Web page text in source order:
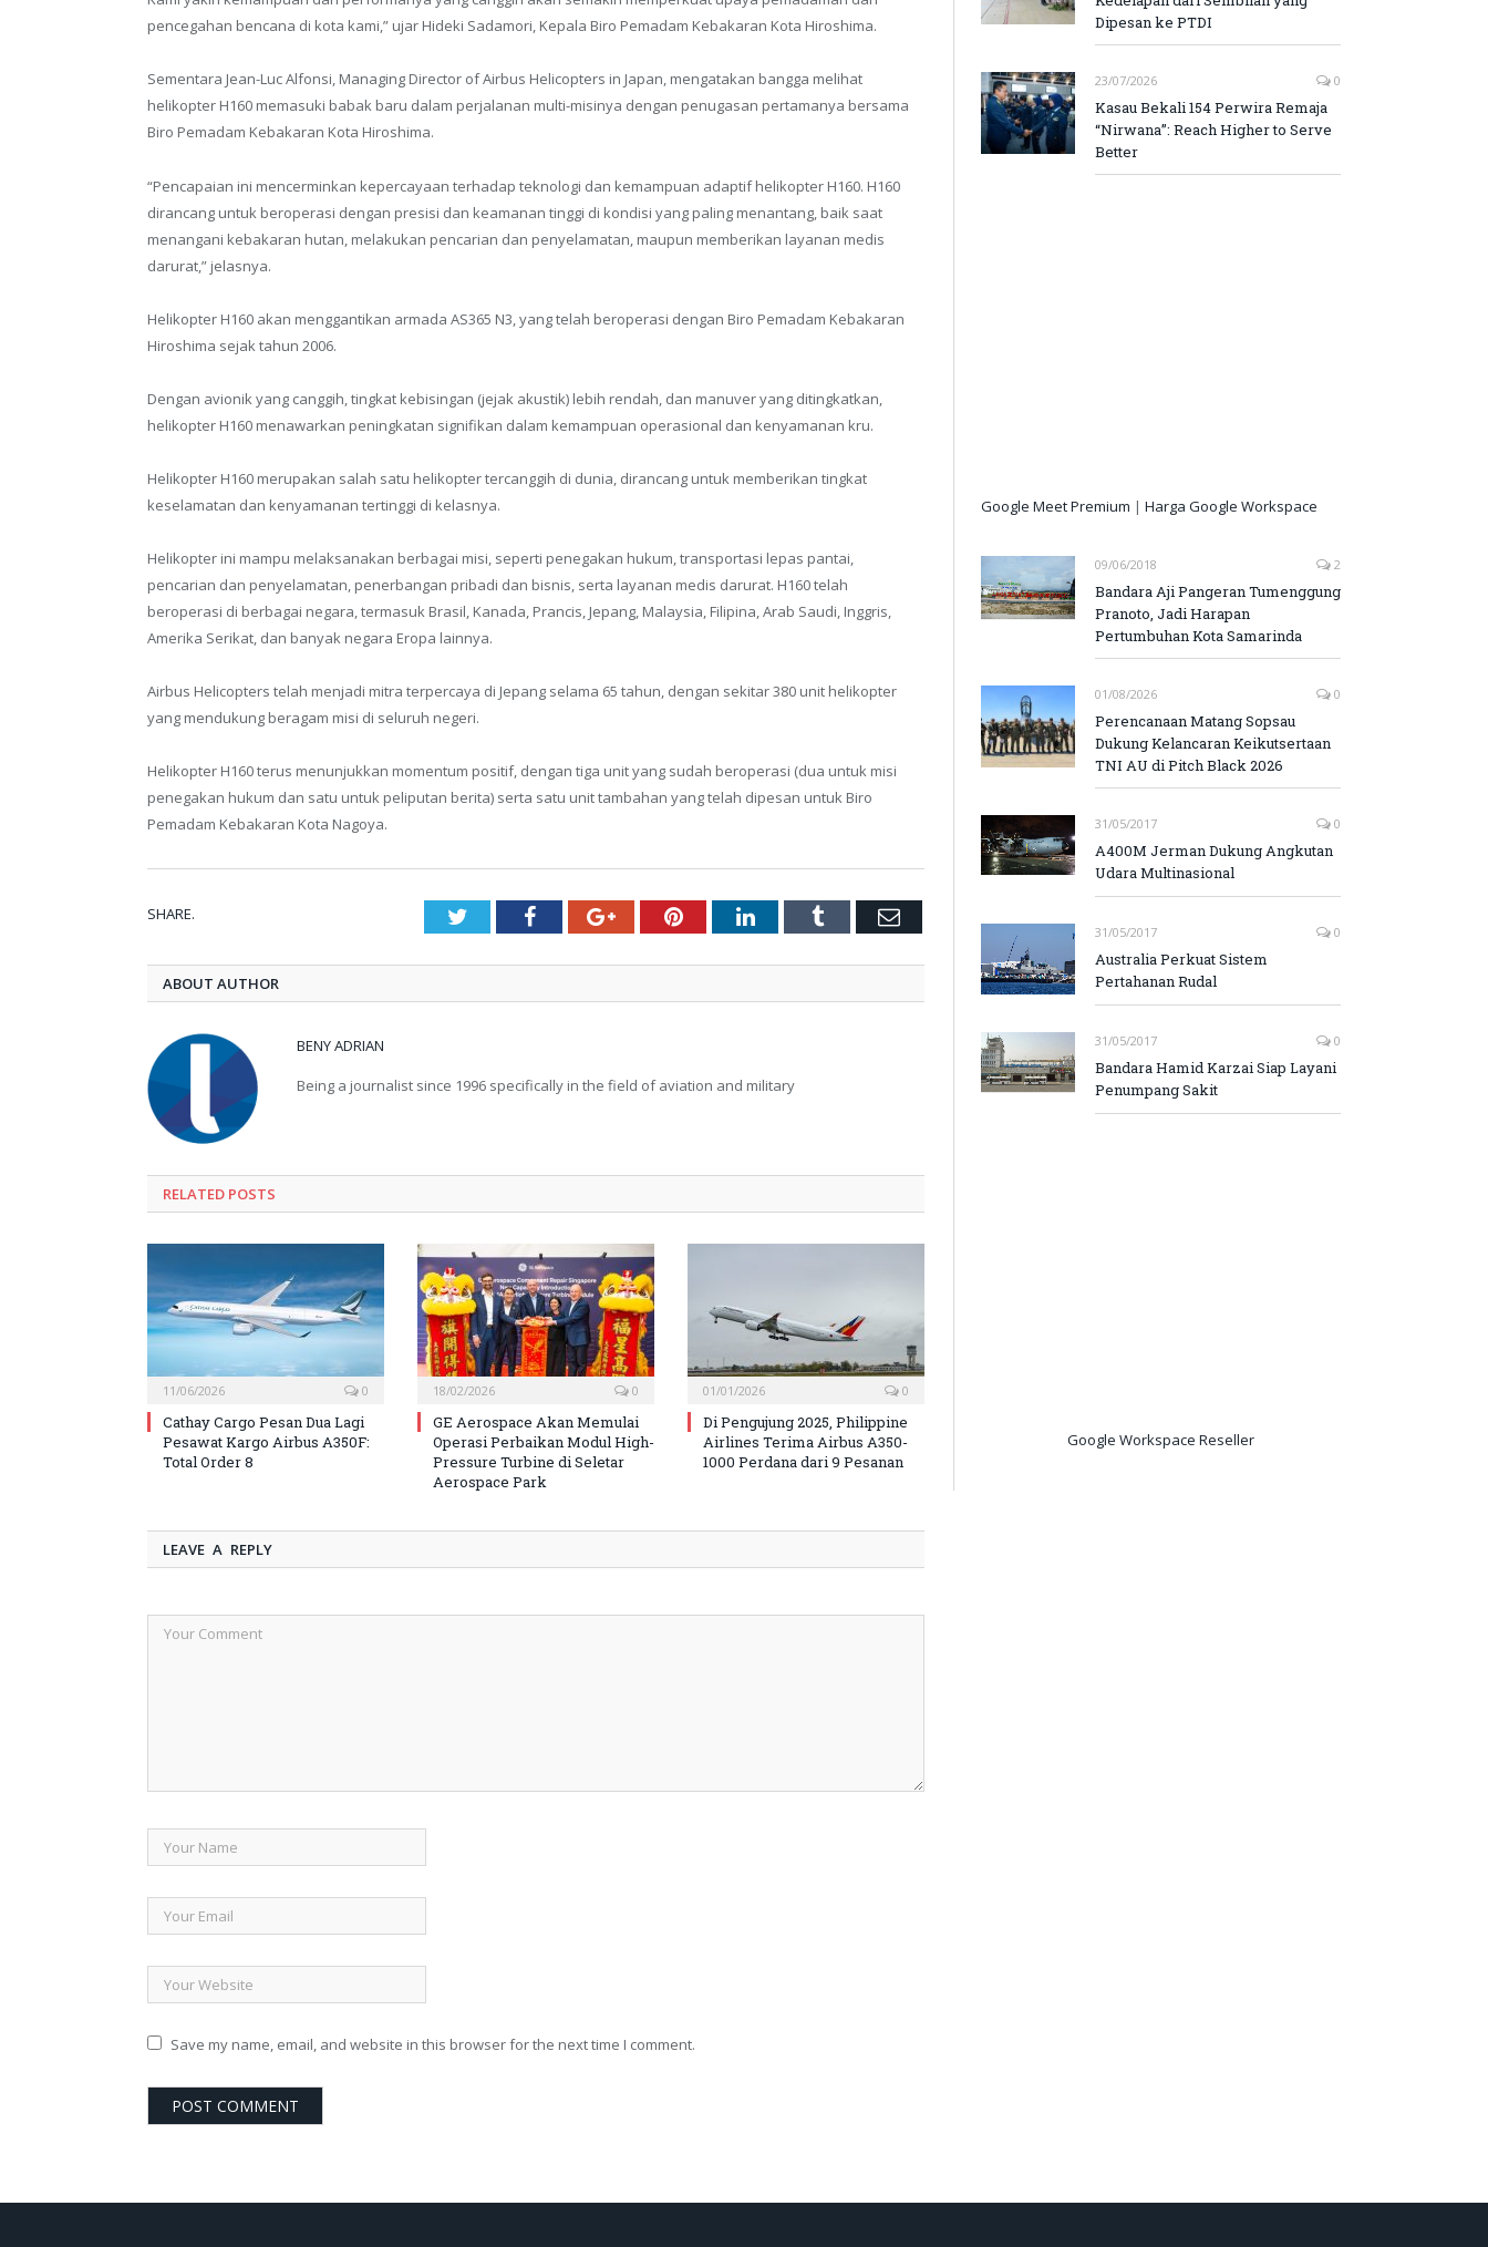
pencegahan bencana di kota kami,” ujar Hideki Sadamori, Kepala Biro Pemadam Kebakaran Kota Hiroshima.
Sementara Jean-Luc Alfonsi, Managing Director of Airbus Helicopters in Japan, mengatakan bangga melihat
helikopter H160 memasuki babak baru dalam perjalanan multi-misinya dengan penugasan pertamanya bersama
Biro Pemadam Kebakaran Kota Hiroshima.
“Pencapaian ini mencerminkan kepercayaan terhadap teknologi dan kemampuan adaptif helikopter H160. H160
dirancang untuk beroperasi dengan presisi dan keamanan tinggi di kondisi yang paling menantang, baik saat
menangani kebakaran hutan, melakukan pencarian dan penyelamatan, maupun memberikan layanan medis
darurat,” jelasnya.
Helikopter H160 akan menggantikan armada AS365 N3, yang telah beroperasi dengan Biro Pemadam Kebakaran
Hiroshima sejak tahun 2006.
Dengan avionik yang canggih, tingkat kebisingan (jejak akustik) lebih rendah, dan manuver yang ditingkatkan,
helikopter H160 menawarkan peningkatan signifikan dalam kemampuan operasional dan kenyamanan kru.
Helikopter H160 merupakan salah satu helikopter tercanggih di dunia, dirancang untuk memberikan tingkat
keselamatan dan kenyamanan tertinggi di kelasnya.
Helikopter ini mampu melaksanakan berbagai misi, seperti penegakan hukum, transportasi lepas pantai,
pencarian dan penyelamatan, penerbangan pribadi dan bisnis, serta layanan medis darurat. H160 telah
beroperasi di berbagai negara, termasuk Brasil, Kanada, Prancis, Jepang, Malaysia, Filipina, Arab Saudi, Inggris,
Amerika Serikat, dan banyak negara Eropa lainnya.
Airbus Helicopters telah menjadi mitra terpercaya di Jepang selama 65 tahun, dengan sekitar 380 unit helikopter
yang mendukung beragam misi di seluruh negeri.
Helikopter H160 terus menunjukkan momentum positif, dengan tiga unit yang sudah beroperasi (dua untuk misi
penegakan hukum dan satu untuk peliputan berita) serta satu unit tambahan yang telah dipesan untuk Biro
Pemadam Kebakaran Kota Nagoya.
SHARE. TwitterFacebookGoogle+PinterestLinkedInTumblr Email
ABOUT AUTHOR
BENY ADRIAN
Being a journalist since 1996 specifically in the field of aviation and military
RELATED POSTS
11/06/2026 0
Cathay Cargo Pesan Dua Lagi
Pesawat Kargo Airbus A350F:
Total Order 8
18/02/2026 0
GE Aerospace Akan Memulai
Operasi Perbaikan Modul High-
Pressure Turbine di Seletar
Aerospace Park
01/01/2026 0
Di Pengujung 2025, Philippine
Airlines Terima Airbus A350-
1000 Perdana dari 9 Pesanan
LEAVE A REPLY
Save my name, email, and website in this browser for the next time I comment.
Dipesan ke PTDI
23/07/2026 0
Kasau Bekali 154 Perwira Remaja
“Nirwana”: Reach Higher to Serve
Better
Google Meet Premium | Harga Google Workspace
09/06/2018 2
Bandara Aji Pangeran Tumenggung
Pranoto, Jadi Harapan
Pertumbuhan Kota Samarinda
01/08/2026 0
Perencanaan Matang Sopsau
Dukung Kelancaran Keikutsertaan
TNI AU di Pitch Black 2026
31/05/2017 0
A400M Jerman Dukung Angkutan
Udara Multinasional
31/05/2017 0
Australia Perkuat Sistem
Pertahanan Rudal
31/05/2017 0
Bandara Hamid Karzai Siap Layani
Penumpang Sakit
Google Workspace Reseller